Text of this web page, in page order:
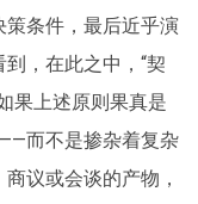
条件，最后近乎演
，在此之中，“契
果上述原则果真是
而不是掺杂着复杂
议或会谈的产物，